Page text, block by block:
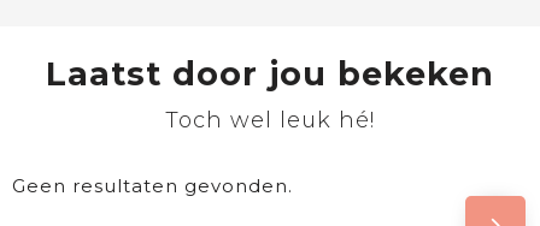
Laatst door jou bekeken
Toch wel leuk hé!
Geen resultaten gevonden.